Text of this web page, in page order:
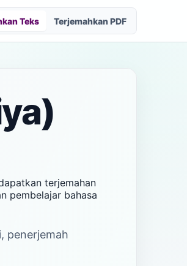
Teks Terjemahkan PDF
terjemahan
pembelajar bahasa
penerjemah